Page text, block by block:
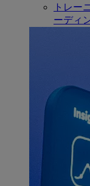
トレー
ーディ